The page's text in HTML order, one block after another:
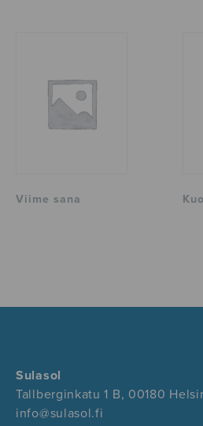
Viime sana
Sulasol
Tallberginkatu 1 B, 00180
info@sulasol.fi